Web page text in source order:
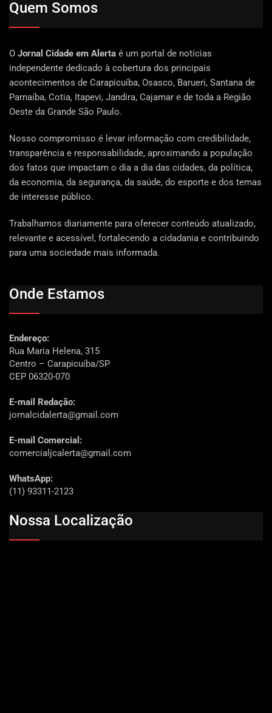
Quem Somos
O Jornal Cidade em Alerta é um portal de notícias
independente dedicado à cobertura dos principais
acontecimentos de Carapicuíba, Osasco, Barueri, Santana de
Parnaíba, Cotia, Itapevi, Jandira, Cajamar e de toda a Região
Oeste da Grande São Paulo.
Nosso compromisso é levar informação com credibilidade,
transparência e responsabilidade, aproximando a população
dos fatos que impactam o dia a dia das cidades, da política,
da economia, da segurança, da saúde, do esporte e dos temas
de interesse público.
Trabalhamos diariamente para oferecer conteúdo atualizado,
relevante e acessível, fortalecendo a cidadania e contribuindo
para uma sociedade mais informada.
Onde Estamos
Endereço:
Rua Maria Helena, 315
Centro – Carapicuíba/SP
CEP 06320-070
E-mail Redação:
jornalcidalerta@gmail.com
E-mail Comercial:
comercialjcalerta@gmail.com
WhatsApp:
(11) 93311-2123
Nossa Localização